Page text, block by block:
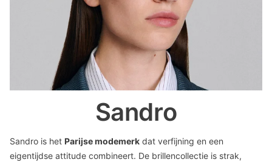
Sandro
Sandro is het Parijse modemerk dat verfijning en een
eigentijdse attitude combineert. De brillencollectie is strak,